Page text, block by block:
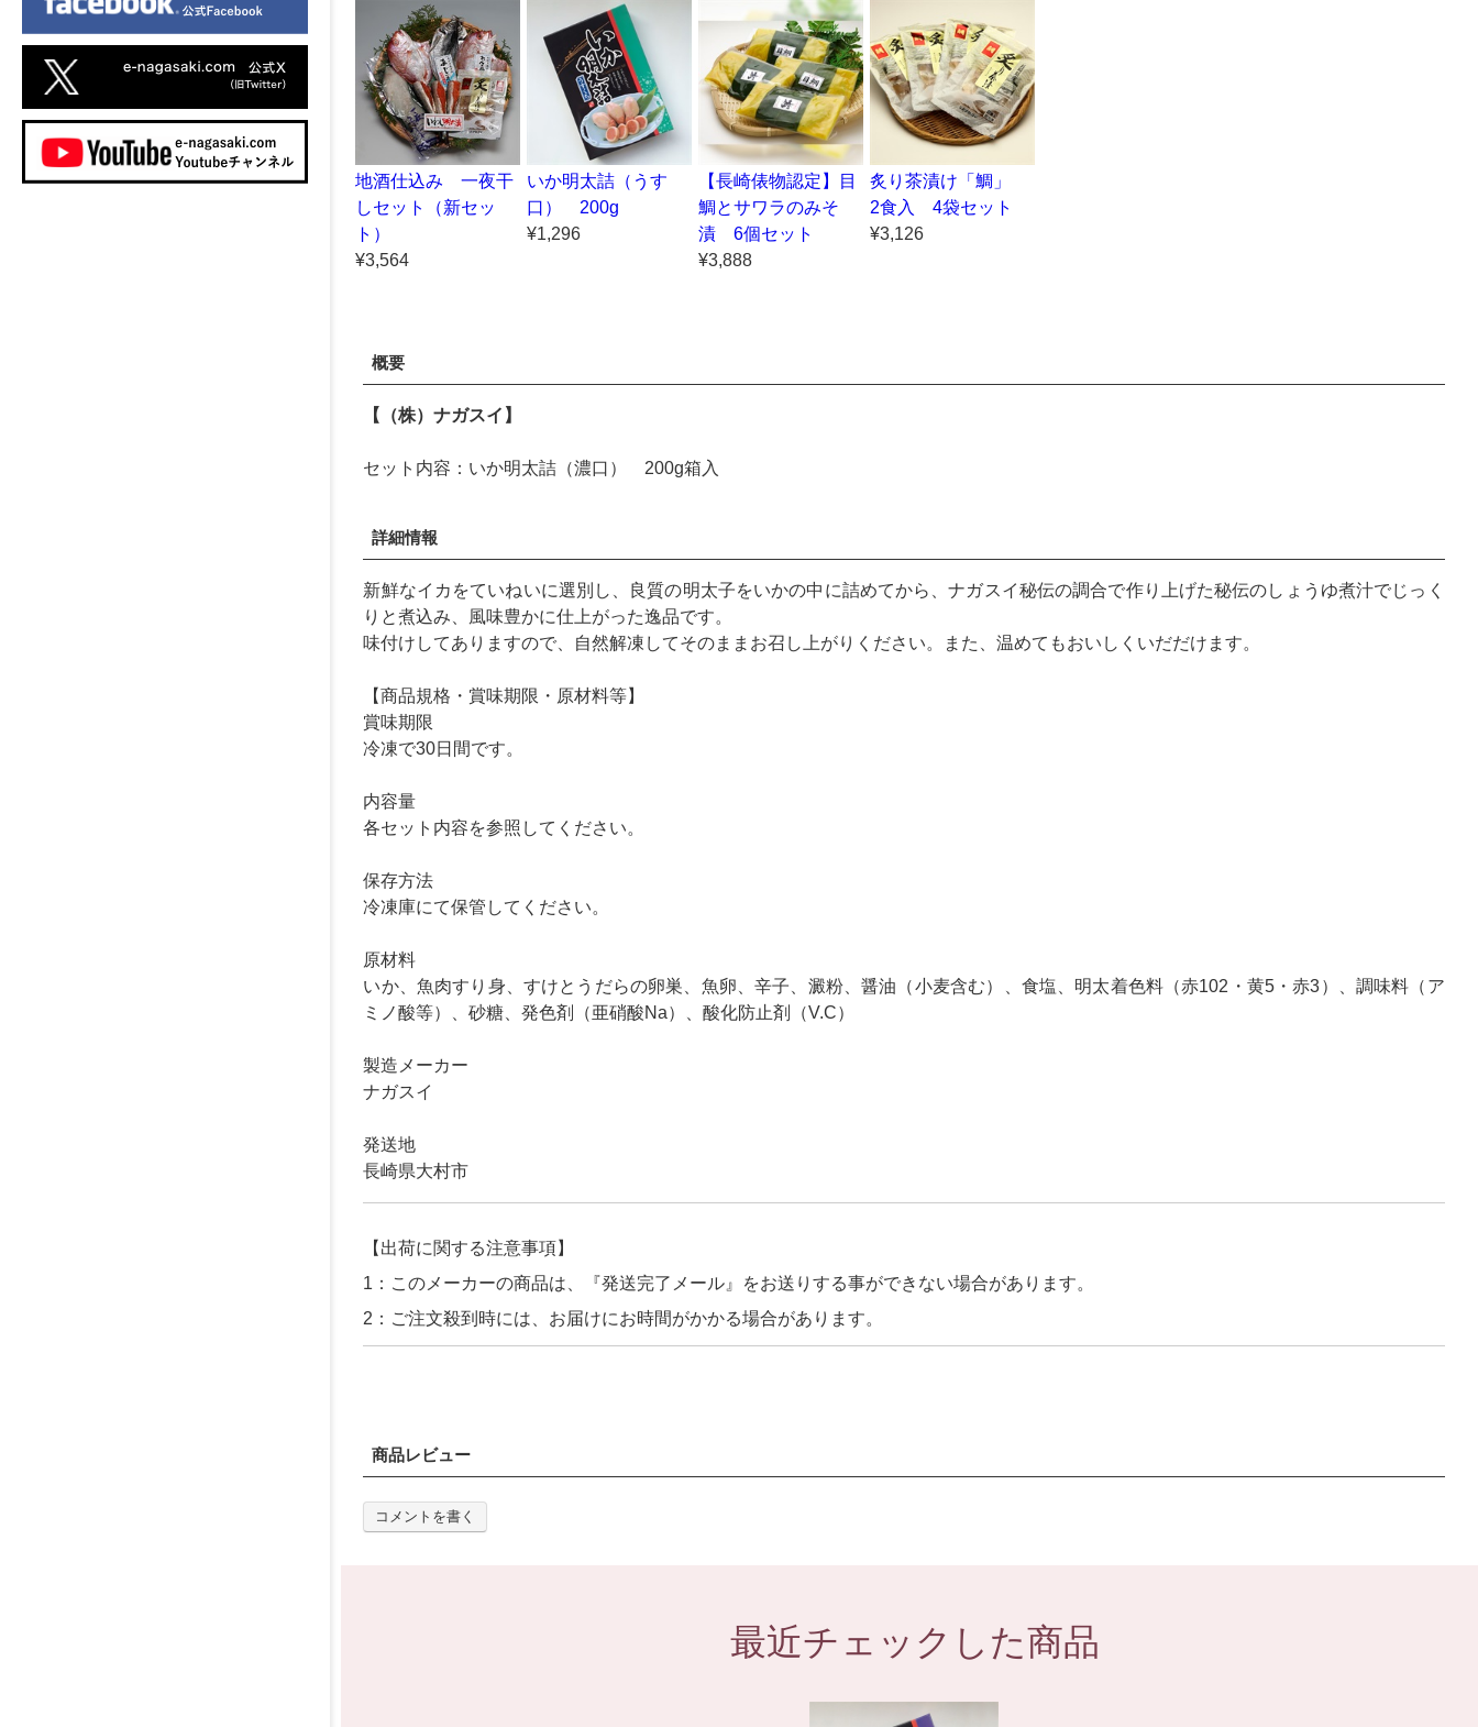
地酒仕込み 一夜干
しセット（新セッ
ト）
¥3,564
いか明太詰（うす
口） 200g
¥1,296
【長崎俵物認定】目
鯛とサワラのみそ
漬 6個セット
¥3,888
炙り茶漬け「鯛」
2食入 4袋セット
¥3,126
概要
【（株）ナガスイ】
セット内容：いか明太詰（濃口） 200g箱入
詳細情報
新鮮なイカをていねいに選別し、良質の明太子をいかの中に詰めてから、ナガスイ秘伝の調合で作り上げた秘伝のしょうゆ煮汁でじっく
りと煮込み、風味豊かに仕上がった逸品です。
味付けしてありますので、自然解凍してそのままお召し上がりください。また、温めてもおいしくいだだけます。
【商品規格・賞味期限・原材料等】
賞味期限
冷凍で30日間です。
内容量
各セット内容を参照してください。
保存方法
冷凍庫にて保管してください。
原材料
いか、魚肉すり身、すけとうだらの卵巣、魚卵、辛子、澱粉、醤油（小麦含む）、食塩、明太着色料（赤102・黄5・赤3）、調味料（ア
ミノ酸等）、砂糖、発色剤（亜硝酸Na）、酸化防止剤（V.C）
製造メーカー
ナガスイ
発送地
長崎県大村市
【出荷に関する注意事項】
1：このメーカーの商品は、『発送完了メール』をお送りする事ができない場合があります。
2：ご注文殺到時には、お届けにお時間がかかる場合があります。
商品レビュー
コメントを書く
最近チェックした商品